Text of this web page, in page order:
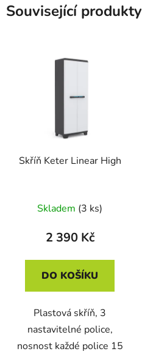
Související produkty
Skříň Keter Linear High
Skladem (3 ks)
2 390 Kč
DO KOŠÍKU
Plastová skříň, 3
nastavitelné police,
nosnost každé police 15